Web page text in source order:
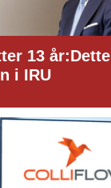
Ny toppsjef i